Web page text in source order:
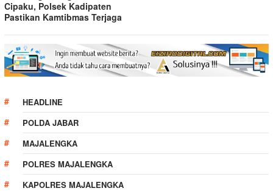
Cipaku, Polsek Kadipaten
Pastikan Kamtibmas Terjaga
HEADLINE
POLDA JABAR
MAJALENGKA
POLRES MAJALENGKA
KAPOLRES MAJALENGKA